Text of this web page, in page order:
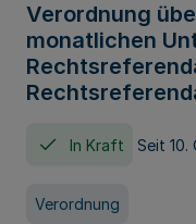
Verordnung
monatlichen
In Kraft Seit 10.
Verordnung